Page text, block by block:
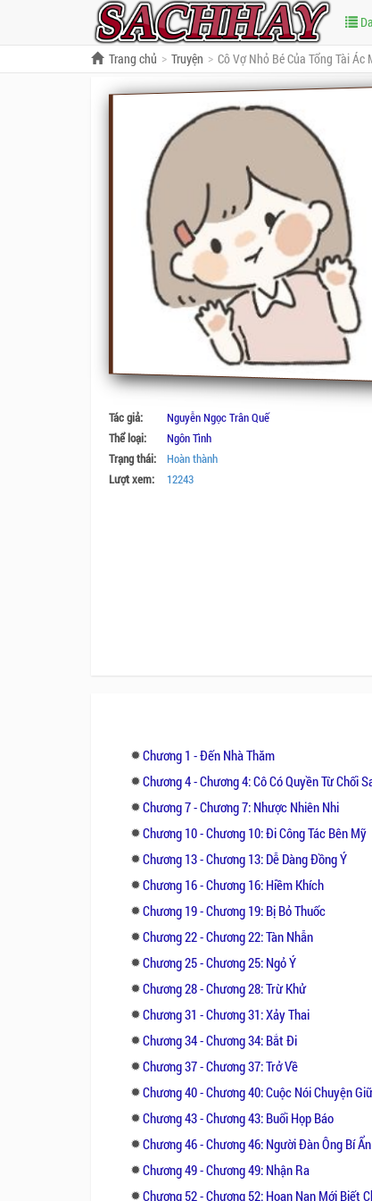
Trang chủ Truyện Cô Vợ Nhỏ Bé Của Tổng Tài Ác
Tác giả:
Nguyễn Ngọc Trân Quế
Thể loại:
Ngôn Tình
Trạng thái:
Hoàn thành
Lượt xem:
12243
Chương 1 - Đến Nhà Thăm
Chương 4 - Chương 4: Cô Có Quyền Từ Chối
Chương 7 - Chương 7: Nhược Nhiên Nhi
Chương 10 - Chương 10: Đi Công Tác Bên Mỹ
Chương 13 - Chương 13: Dễ Dàng Đồng Ý
Chương 16 - Chương 16: Hiềm Khích
Chương 19 - Chương 19: Bị Bỏ Thuốc
Chương 22 - Chương 22: Tàn Nhẫn
Chương 25 - Chương 25: Ngỏ Ý
Chương 28 - Chương 28: Trừ Khử
Chương 31 - Chương 31: Xảy Thai
Chương 34 - Chương 34: Bắt Đi
Chương 37 - Chương 37: Trở Về
Chương 40 - Chương 40: Cuộc Nói Chuyện
Chương 43 - Chương 43: Buổi Họp Báo
Chương 46 - Chương 46: Người Đàn Ông Bí
Chương 49 - Chương 49: Nhận Ra
Chương 52 - Chương 52: Hoạn Nạn Mới Biết